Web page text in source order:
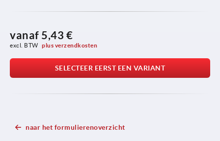
vanaf 5,43 €
excl. BTW plus verzendkosten
SELECTEER EERST EEN VARIANT
naar het formulierenoverzicht